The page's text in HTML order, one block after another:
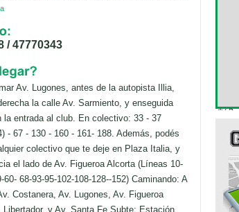
/ 47770343
Av. Lugones, antes de la autopista Illia,
la calle Av. Sarmiento, y enseguida
la entrada al club. En colectivo: 33 - 37
- 67 - 130 - 160 - 161- 188. Además, podés
colectivo que te deje en Plaza Italia, y
el lado de Av. Figueroa Alcorta (Líneas 10-
60- 68-93-95-102-108-128--152) Caminando: A
Costanera, Av. Lugones, Av. Figueroa
Libertador, y Av. Santa Fe Subte: Estación